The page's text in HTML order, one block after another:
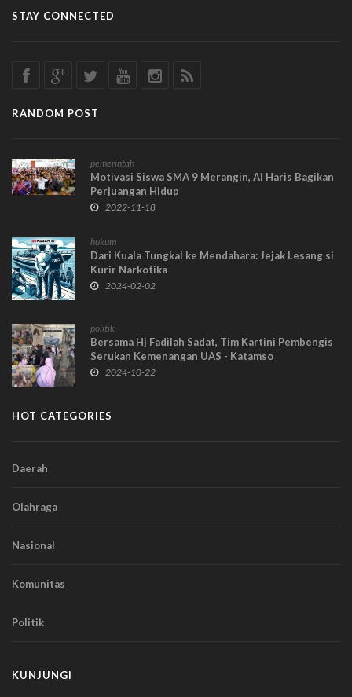
STAY CONNECTED
RANDOM POST
pemerintah
Motivasi Siswa SMA 9 Merangin, Al Haris Bagikan
Perjuangan Hidup
2022-11-18
hukum
Dari Kuala Tungkal ke Mendahara: Jejak Lesang si
Kurir Narkotika
2024-02-02
politik
Bersama Hj Fadilah Sadat, Tim Kartini Pembengis
Serukan Kemenangan UAS - Katamso
2024-10-22
HOT CATEGORIES
Daerah
Olahraga
Nasional
Komunitas
Politik
KUNJUNGI